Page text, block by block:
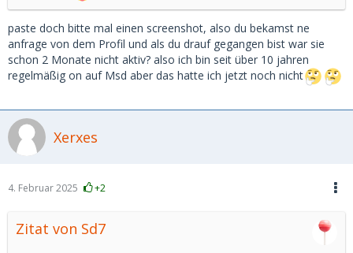
paste doch bitte mal einen screenshot, also du bekamst ne
anfrage von dem Profil und als du drauf gegangen bist war sie
schon 2 Monate nicht aktiv? also ich bin seit über 10 jahren
regelmäßig on auf Msd aber das hatte ich jetzt noch nicht
Xerxes
4. Februar 2025 +2
Zitat von Sd7